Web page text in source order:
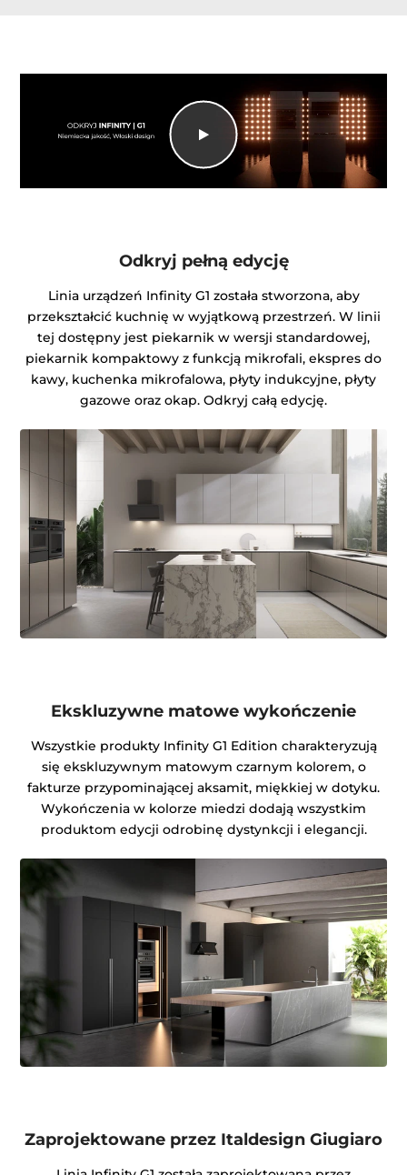
Odkryj pełną edycję
Linia urządzeń Infinity G1 została stworzona, aby
przekształcić kuchnię w wyjątkową przestrzeń. W linii
tej dostępny jest piekarnik w wersji standardowej,
piekarnik kompaktowy z funkcją mikrofali, ekspres do
kawy, kuchenka mikrofalowa, płyty indukcyjne, płyty
gazowe oraz okap. Odkryj całą edycję.
Ekskluzywne matowe wykończenie
Wszystkie produkty Infinity G1 Edition charakteryzują
się ekskluzywnym matowym czarnym kolorem, o
fakturze przypominającej aksamit, miękkiej w dotyku.
Wykończenia w kolorze miedzi dodają wszystkim
produktom edycji odrobinę dystynkcji i elegancji.
Zaprojektowane przez Italdesign Giugiaro